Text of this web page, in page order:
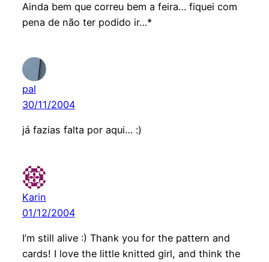
Ainda bem que correu bem a feira… fiquei com
pena de não ter podido ir…*
pal
30/11/2004
já fazias falta por aqui… :)
Karin
01/12/2004
I’m still alive :) Thank you for the pattern and
cards! I love the little knitted girl, and think the